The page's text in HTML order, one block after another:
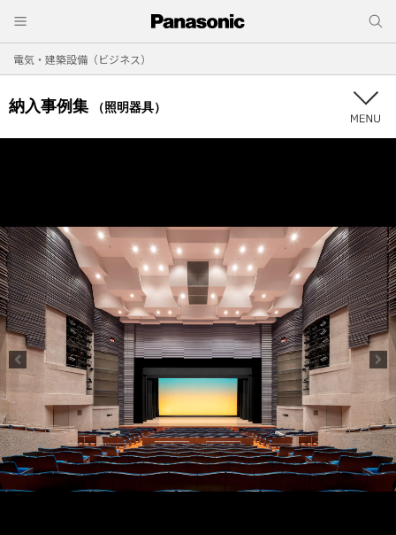
電気・建築設備（ビジネス）
納入事例集 （照明器具）